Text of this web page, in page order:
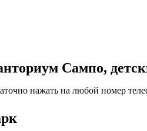
Сампо,
нажать на любой номер